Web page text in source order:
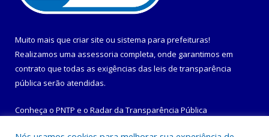
Muito mais que criar site ou sistema para prefeituras!
Realizamos uma assessoria completa, onde garantimos em
contrato que todas as exigências das leis de transparência
pública serão atendidas.
Conheça o PNTP e o Radar da Transparência Pública